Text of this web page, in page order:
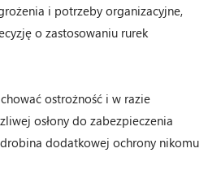
i potrzeby organizacyjne,
o zastosowaniu rurek
ostrożność i w razie
osłony do zabezpieczenia
dodatkowej ochrony nikomu